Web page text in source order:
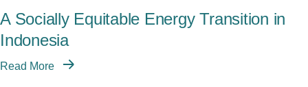
A Socially Equitable Energy Transition in
Indonesia
Read More